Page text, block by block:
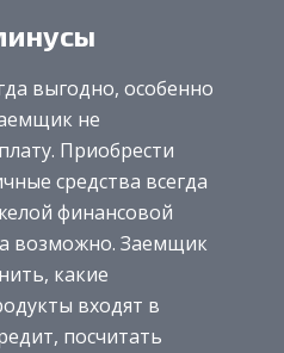
выгодно, особенно
не
Приобрести
средства всегда
финансовой
возможно. Заемщик
какие
входят в
посчитать